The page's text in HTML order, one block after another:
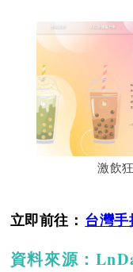
激飲
立即前往： 台灣
資料來源：